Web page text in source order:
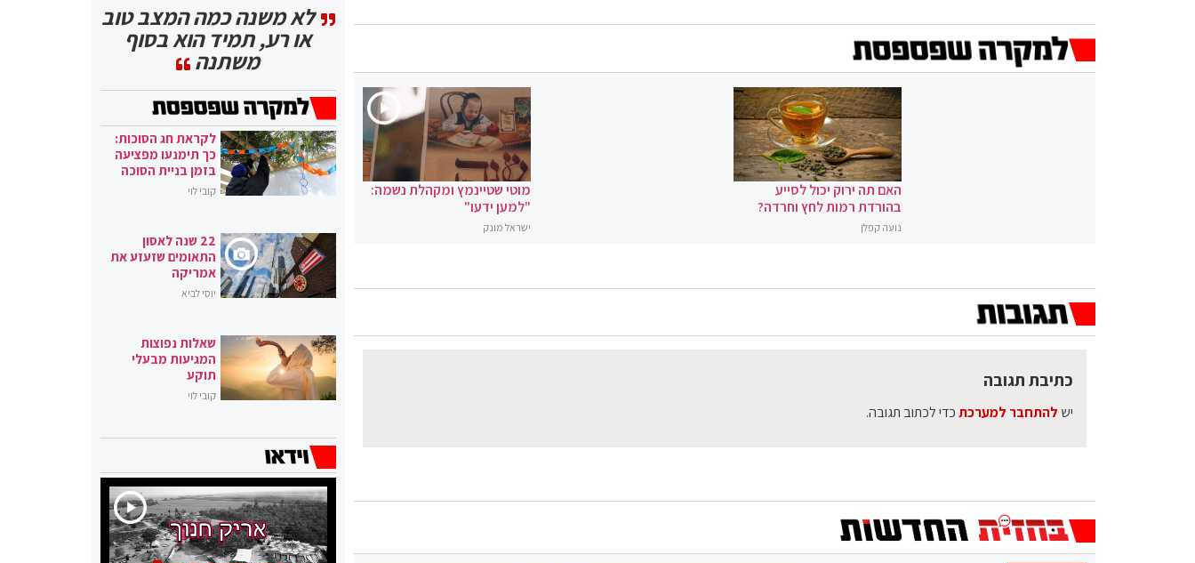
האם תה ירוק יכול לסייע
בהורדת רמות לחץ וחרדה?
נועה קפלן
מוטי שטיינמץ ומקהלת נשמה:
"למען ידעו"
ישראל מונק
כתיבת תגובה
יש להתחבר למערכתכדי לכתוב תגובה.
לא משנה כמה המצב טוב
או רע, תמיד הוא בסוף
משתנה
לקראת חג הסוכות:
כך תימנעו מפציעה
בזמן בניית הסוכה
קובי לוי
22 שנה לאסון
התאומים שזעזע את
אמריקה
יוסי לביא
שאלות נפוצות
המגיעות מבעלי
תוקע
קובי לוי